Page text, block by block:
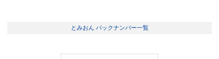
とみおん バックナンバー一覧